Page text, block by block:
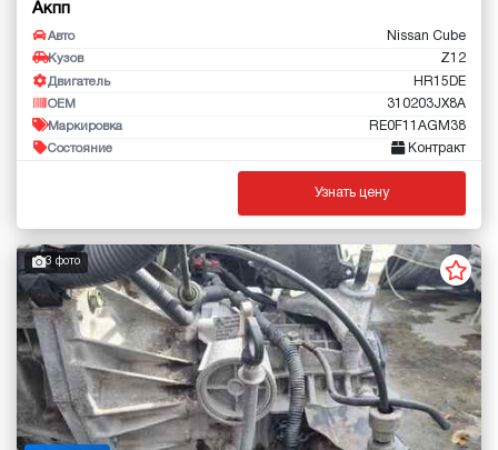
Акпп
Авто Nissan Cube
Кузов Z12
Двигатель HR15DE
OEM 310203JX8A
Маркировка RE0F11AGM38
Состояние Контракт
Узнать цену
3 фото